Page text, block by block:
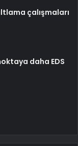
çalışmaları
daha EDS